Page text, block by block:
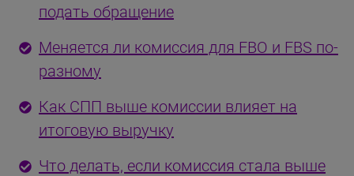
подать обращение
Меняется ли комиссия для FBO и FBS по-
разному
Как СПП выше комиссии влияет на
итоговую выручку
Что делать, если комиссия стала выше